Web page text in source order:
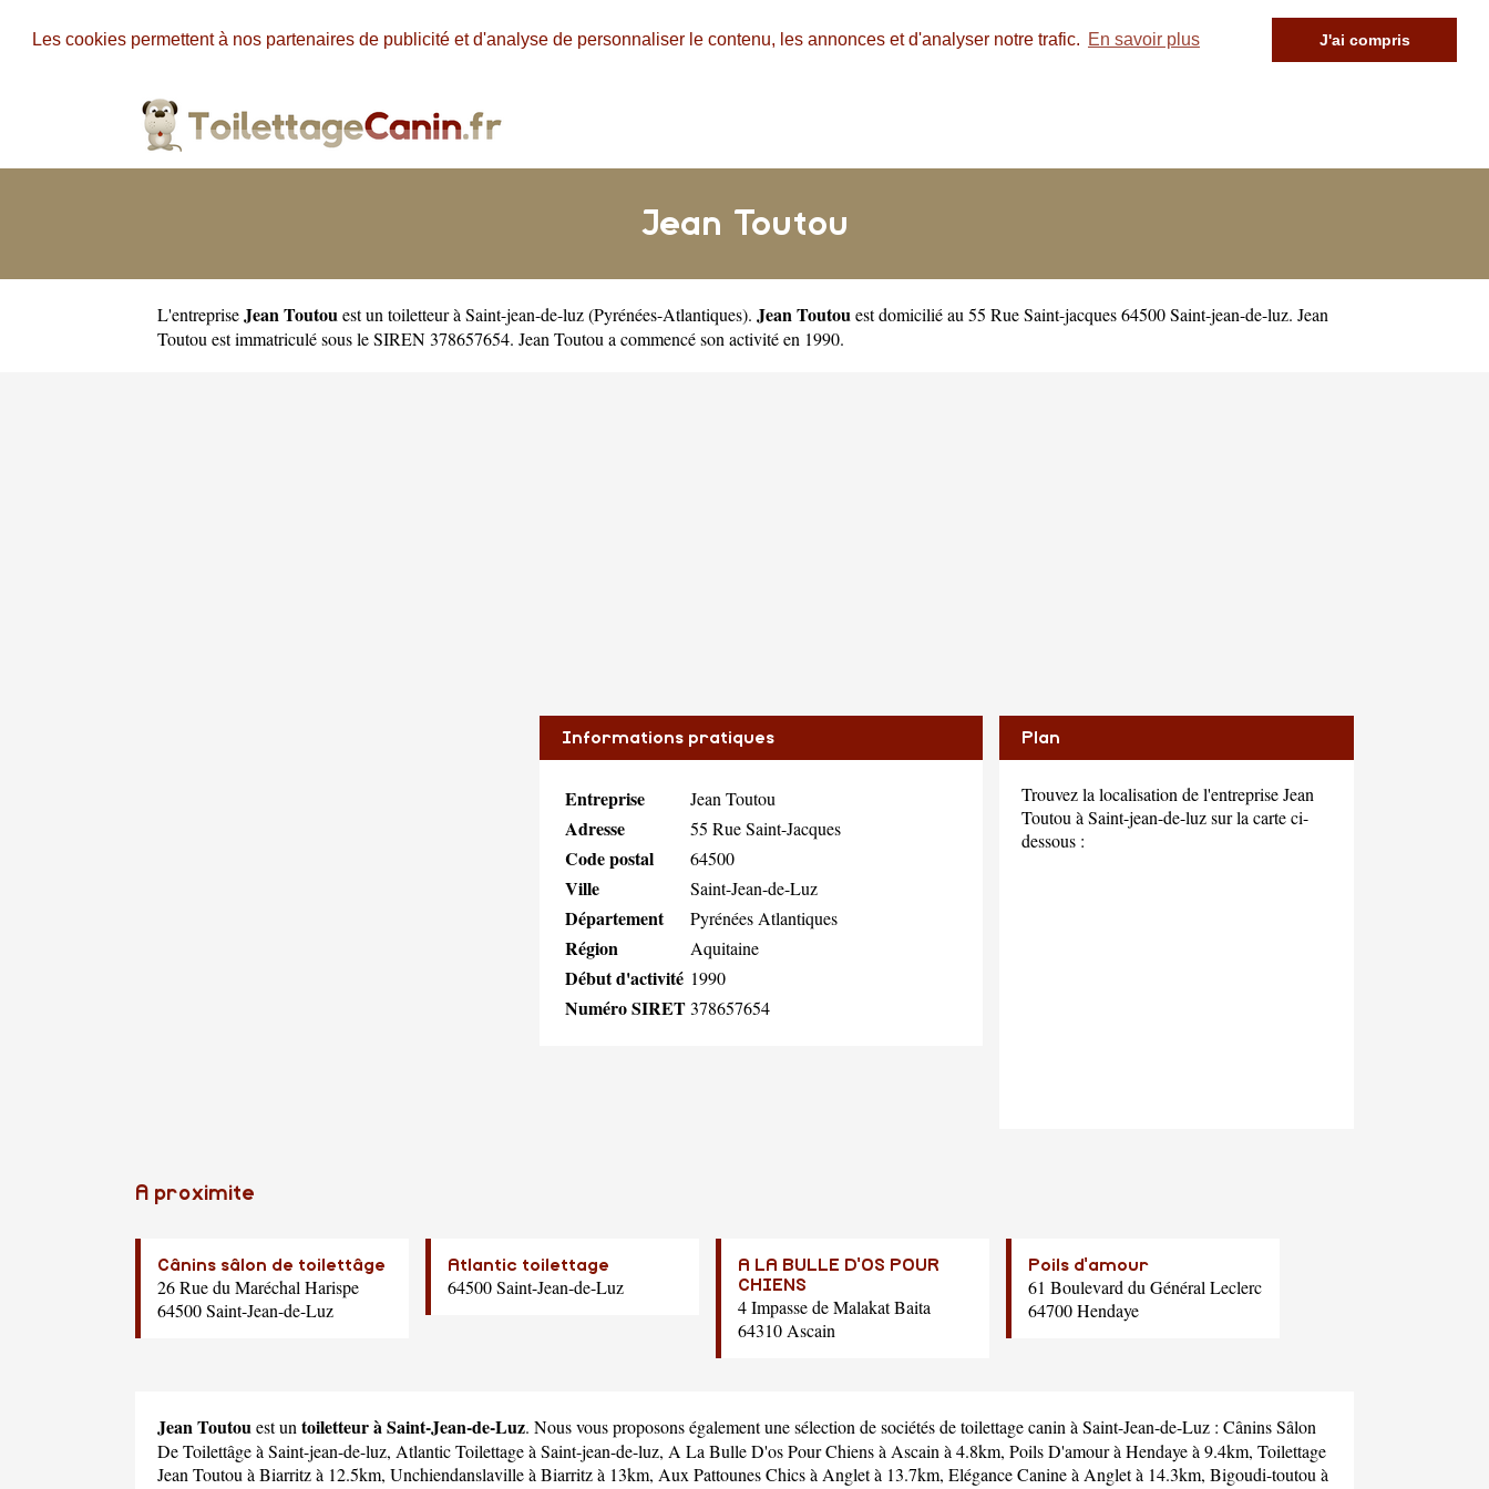
Les cookies permettent à nos partenaires de publicité et d'analyse de personnaliser le contenu, les annonces et d'analyser notre trafic. En savoir plus J'ai compris
Jean Toutou
L'entrepriseJean Toutou est un toiletteur à Saint-jean-de-luz(Pyrénées-Atlantiques). Jean Toutou est domicilié au 55 Rue Saint-jacques 64500 Saint-jean-de-luz. Jean
Toutou est immatriculé sous le SIREN 378657654. Jean Toutou a commencé son activité en 1990.
Informations pratiques
Entreprise Jean Toutou
Adresse 55 Rue Saint-Jacques
Code postal 64500
Ville Saint-Jean-de-Luz
Département Pyrénées Atlantiques
Région Aquitaine
Début d'activité 1990
Numéro SIRET378657654
Plan
Trouvez la localisation de l'entreprise Jean
Toutou à Saint-jean-de-luz sur la carte ci-
dessous :
A proximite
Cânins sâlon de toilettâge
26 Rue du Maréchal Harispe
64500 Saint-Jean-de-Luz
Atlantic toilettage
64500 Saint-Jean-de-Luz
A LA BULLE D'OS POUR
CHIENS
4 Impasse de Malakat Baita
64310 Ascain
Poils d'amour
61 Boulevard du Général Leclerc
64700 Hendaye
Jean Toutouest untoiletteur à Saint-Jean-de-Luz. Nous vous proposons également une sélection de sociétés de toilettage canin à Saint-Jean-de-Luz : Cânins Sâlon
De Toilettâgeà Saint-jean-de-luz, Atlantic Toilettageà Saint-jean-de-luz, A La Bulle D'os Pour Chiensà Ascain à 4.8km, Poils D'amourà Hendaye à 9.4km, Toilettage
Jean Toutouà Biarritz à 12.5km, Unchiendanslavilleà Biarritz à 13km, Aux Pattounes Chicsà Anglet à 13.7km, Elégance Canineà Anglet à 14.3km, Bigoudi-toutouà